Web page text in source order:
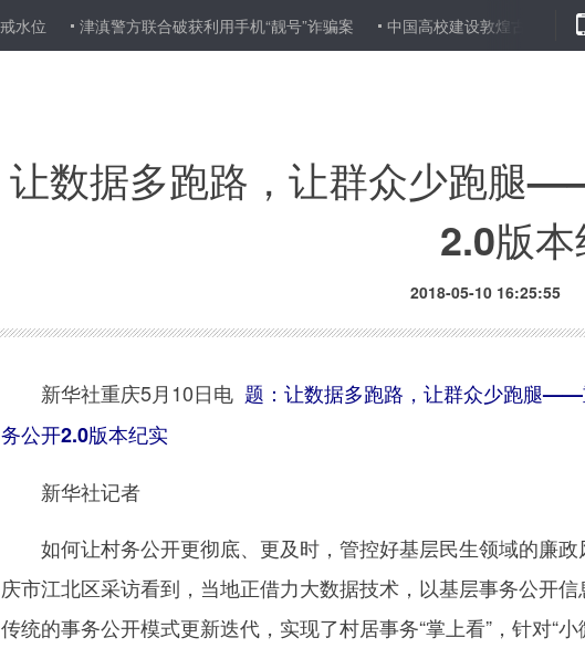
津滇警方联合破获利用手机“靓号”诈骗案 中国高校建设敦煌古藏文文献数据库
让数据多跑路，让群众少跑腿
2.0版
2018-05-10 16:25:55
新华社重庆5月10日电 题：让数据多跑路，让群众少跑腿
务公开2.0版本纪实
新华社记者
如何让村务公开更彻底、更及时，管控好基层民生领域的廉政
庆市江北区采访看到，当地正借力大数据技术，以基层事务公开
传统的事务公开模式更新迭代，实现了村居事务“掌上看”，针对“